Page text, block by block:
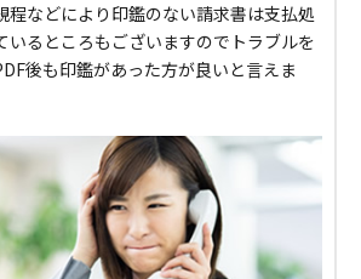
程などにより印鑑のない請求書は支払処
いるところもございますのでトラブルを
後も印鑑があった方が良いと言えま